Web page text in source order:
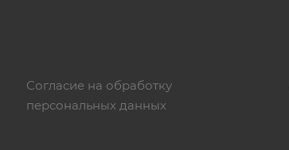
Согласие на обработку
персональных данных